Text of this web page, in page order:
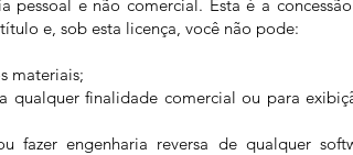
pessoal e não comercial. Esta é a
e, sob esta licença, você não pode:
materiais;
qualquer finalidade comercial ou para
fazer engenharia reversa de qualquer